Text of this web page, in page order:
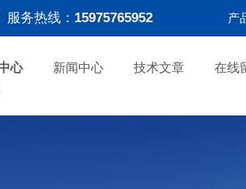
服务热线： 15975765952 产
心 新闻中心 技术文章 在线